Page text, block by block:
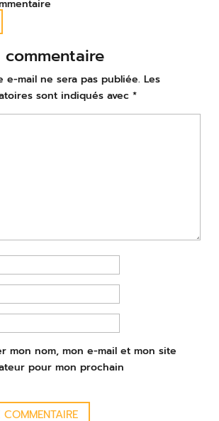
commentaire
e-mail ne sera pas publiée. Les
sont indiqués avec *
mon nom, mon e-mail et mon site
pour mon prochain